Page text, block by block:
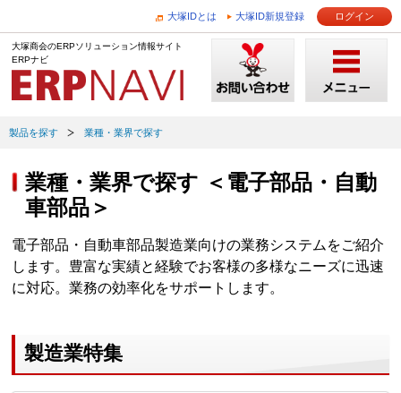
大塚IDとは 大塚ID新規登録 ログイン
大塚商会のERPソリューション情報サイト
ERPナビ
製品を探す 業種・業界で探す
業種・業界で探す ＜電子部品・自動
車部品＞
電子部品・自動車部品製造業向けの業務システムをご紹介
します。豊富な実績と経験でお客様の多様なニーズに迅速
に対応。業務の効率化をサポートします。
製造業特集